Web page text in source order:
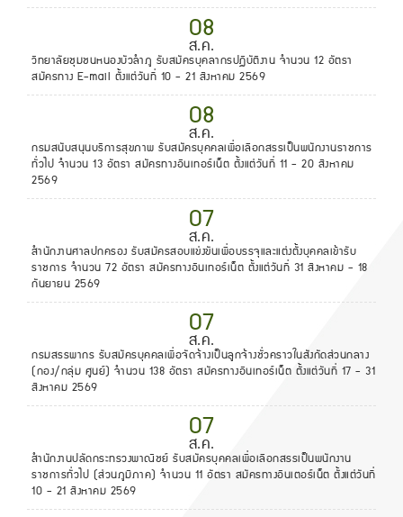
08
ส.ค.
วิทยาลัยชุมชนหนองบัวลำภู รับสมัครบุคลากรปฏิบัติงาน จำนวน 12 อัตรา
สมัครทาง E-mail ตั้งแต่วันที่ 10 - 21 สิงหาคม 2569
08
ส.ค.
กรมสนับสนุนบริการสุขภาพ รับสมัครบุคคลเพื่อเลือกสรรเป็นพนักงานราชการ
ทั่วไป จำนวน 13 อัตรา สมัครทางอินเทอร์เน็ต ตั้งแต่วันที่ 11 - 20 สิงหาคม
2569
07
ส.ค.
สำนักงานศาลปกครอง รับสมัครสอบแข่งขันเพื่อบรรจุและแต่งตั้งบุคคลเข้ารับ
ราชการ จำนวน 72 อัตรา สมัครทางอินเทอร์เน็ต ตั้งแต่วันที่ 31 สิงหาคม - 18
กันยายน 2569
07
ส.ค.
กรมสรรพากร รับสมัครบุคคลเพื่อจัดจ้างเป็นลูกจ้างชั่วคราวในสังกัดส่วนกลาง
(กอง/กลุ่ม ศูนย์) จำนวน 138 อัตรา สมัครทางอินเทอร์เน็ต ตั้งแต่วันที่ 17 - 31
สิงหาคม 2569
07
ส.ค.
สำนักงานปลัดกระทรวงพาณิชย์ รับสมัครบุคคลเพื่อเลือกสรรเป็นพนักงาน
ราชการทั่วไป (ส่วนภูมิภาค) จำนวน 11 อัตรา สมัครทางอินเตอร์เน็ต ตั้งแต่วันที่
10 - 21 สิงหาคม 2569